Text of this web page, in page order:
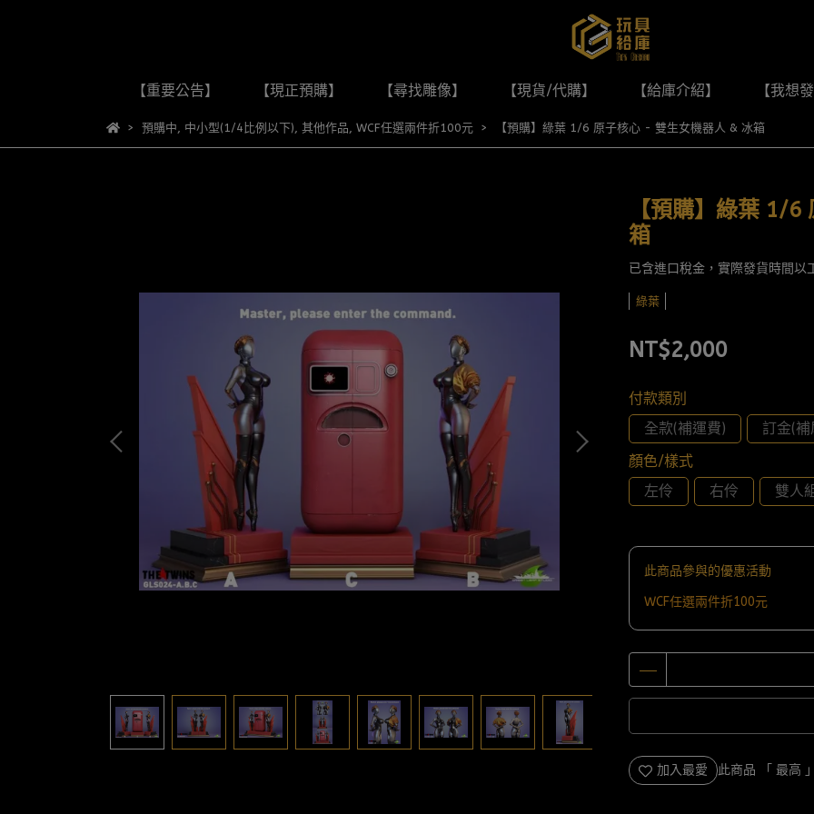
【重要公告】 【現正預購】 【尋找雕像】 【現貨/代購】 【給庫介紹】 【我想
預購中, 中小型(1/4比例以下), 其他作品, WCF任選兩件折100元 【預購】綠葉 1/6 原子核心 - 雙生女機器人 & 冰箱
【預購】綠葉 1/
箱
已含進口稅金，實際發貨時間以
綠葉
NT$2,000
付款類別
全款(補運費)
訂金(
顏色/樣式
左伶
右伶 雙人
此商品參與的優惠活動
WCF任選兩件折100元
加入最愛 此商品 「 最高